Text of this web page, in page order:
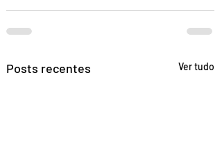
Posts recentes Ver tudo